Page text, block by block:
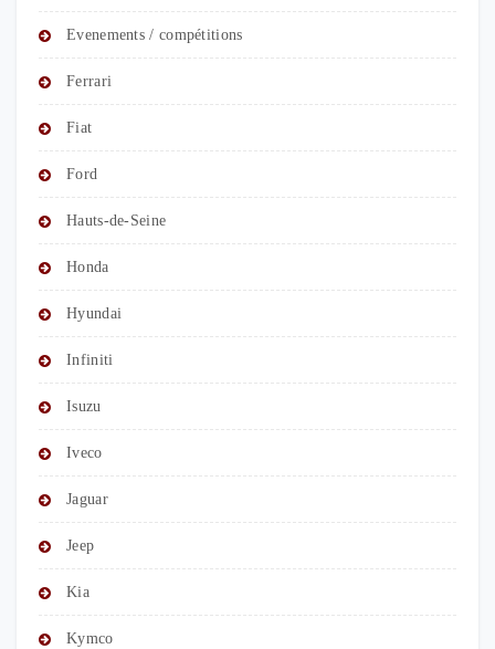
Evenements / compétitions
Ferrari
Fiat
Ford
Hauts-de-Seine
Honda
Hyundai
Infiniti
Isuzu
Iveco
Jaguar
Jeep
Kia
Kymco